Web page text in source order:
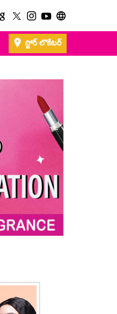
స్టోర్ లొకేటర్